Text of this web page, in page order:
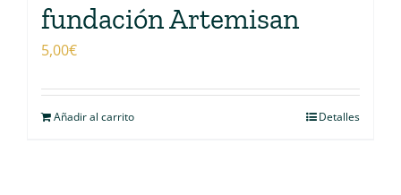
fundación Artemisan
5,00€
Añadir al carrito Detalles